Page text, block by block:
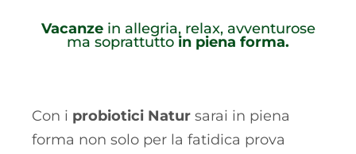
Vacanzein allegria, relax, avventurose
ma soprattutto in piena forma.
Con i probiotici Natur sarai in piena
forma non solo per la fatidica prova